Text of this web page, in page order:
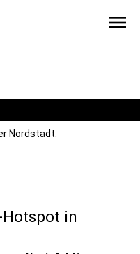
menu
Nordstadt.
in